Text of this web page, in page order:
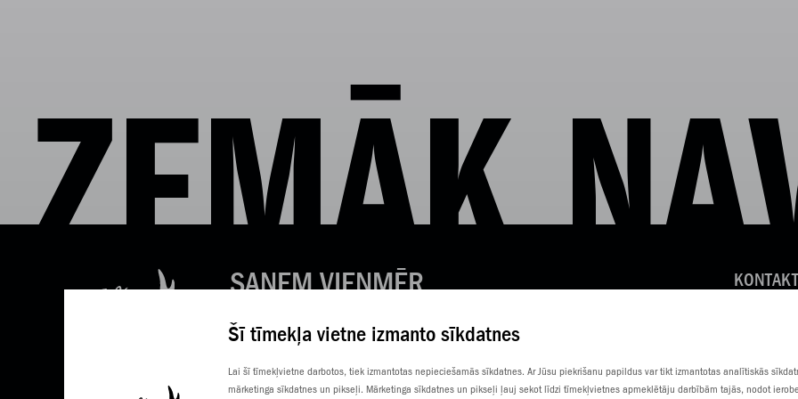
Šī tīmekļa vietne izmanto sīkdatnes
Lai šī tīmekļvietne darbotos, tiek izmantotas nepieciešamās sīkdatnes. Ar Jūsu piekrišanu papildus var tikt izmantotas analītiskās
mārketinga sīkdatnes un pikseļi. Mārketinga sīkdatnes un pikseļi ļauj sekot līdzi tīmekļvietnes apmeklētāju darbībām tajās, nodot
ZEMĀK
SAŅEM VIENMĒR
LABAS ZIŅAS